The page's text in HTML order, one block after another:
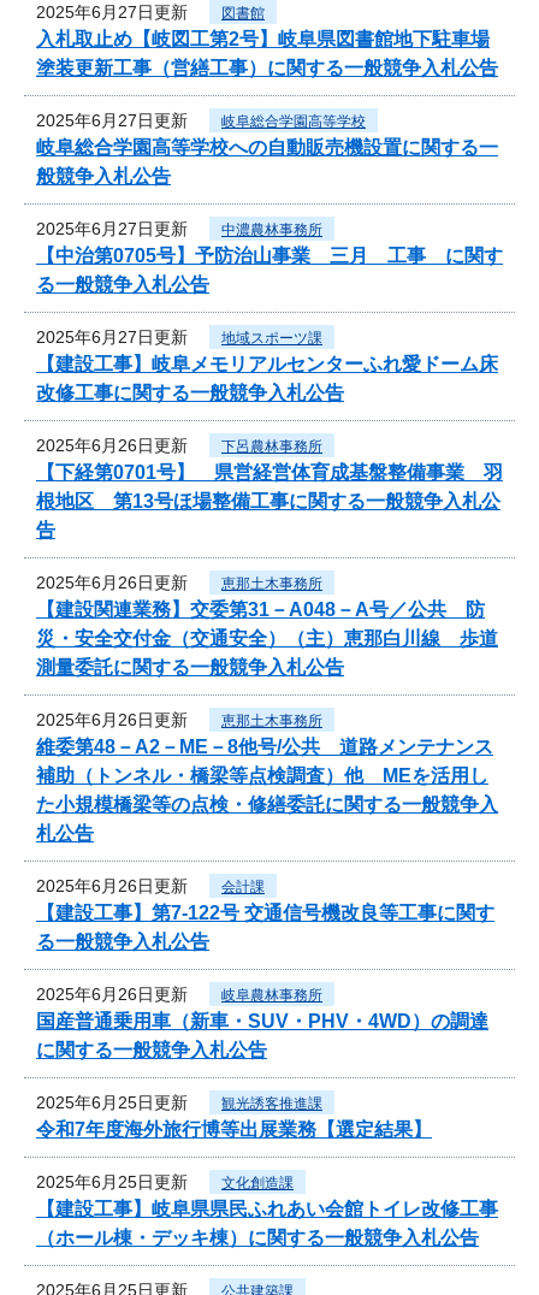
2025年6月27日更新 図書館
入札取止め【岐図工第2号】岐阜県図書館地下駐車場
塗装更新工事（営繕工事）に関する一般競争入札公告
2025年6月27日更新 岐阜総合学園高等学校
岐阜総合学園高等学校への自動販売機設置に関する一
般競争入札公告
2025年6月27日更新 中濃農林事務所
【中治第0705号】予防治山事業 三月 工事 に関す
る一般競争入札公告
2025年6月27日更新 地域スポーツ課
【建設工事】岐阜メモリアルセンターふれ愛ドーム床
改修工事に関する一般競争入札公告
2025年6月26日更新 下呂農林事務所
【下経第0701号】 県営経営体育成基盤整備事業 羽
根地区 第13号ほ場整備工事に関する一般競争入札公
告
2025年6月26日更新 恵那土木事務所
【建設関連業務】交委第31－A048－A号／公共 防
災・安全交付金（交通安全）（主）恵那白川線 歩道
測量委託に関する一般競争入札公告
2025年6月26日更新 恵那土木事務所
維委第48－A2－ME－8他号/公共 道路メンテナンス
補助（トンネル・橋梁等点検調査）他 MEを活用し
た小規模橋梁等の点検・修繕委託に関する一般競争入
札公告
2025年6月26日更新 会計課
【建設工事】第7-122号 交通信号機改良等工事に関す
る一般競争入札公告
2025年6月26日更新 岐阜農林事務所
国産普通乗用車（新車・SUV・PHV・4WD）の調達
に関する一般競争入札公告
2025年6月25日更新 観光誘客推進課
令和7年度海外旅行博等出展業務【選定結果】
2025年6月25日更新 文化創造課
【建設工事】岐阜県県民ふれあい会館トイレ改修工事
（ホール棟・デッキ棟）に関する一般競争入札公告
2025年6月25日更新 公共建築課